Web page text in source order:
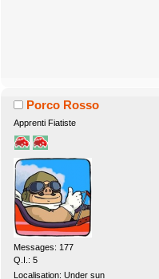
Porco Rosso
Apprenti Fiatiste
Messages: 177
Q.I.: 5
Localisation: Under sun